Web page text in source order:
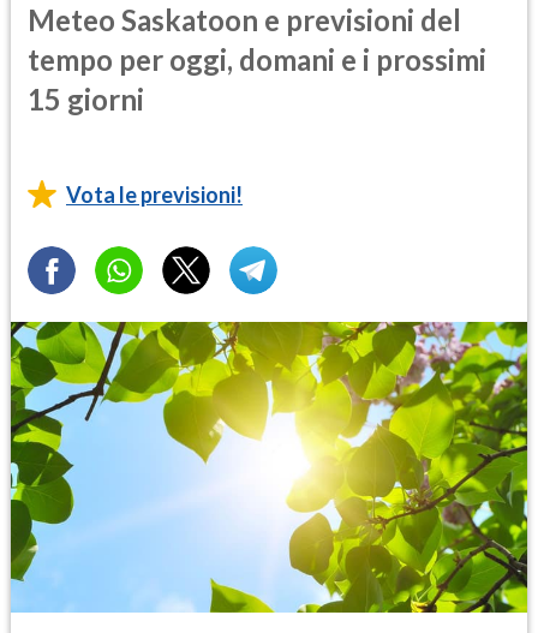
Meteo Saskatoon e previsioni del
tempo per oggi, domani e i prossimi
15 giorni
Vota le previsioni!